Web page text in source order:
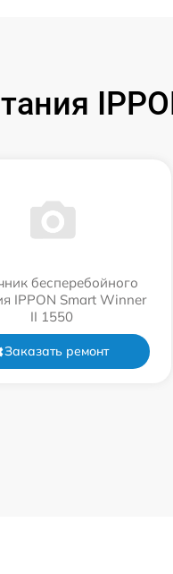
бесперебойного
IPPON Smart Winner
II 1550
Заказать ремонт